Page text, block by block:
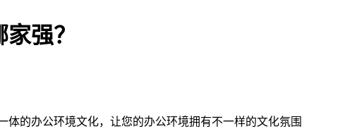
强？
的办公环境文化，让您的办公环境拥有不一样的文化氛围